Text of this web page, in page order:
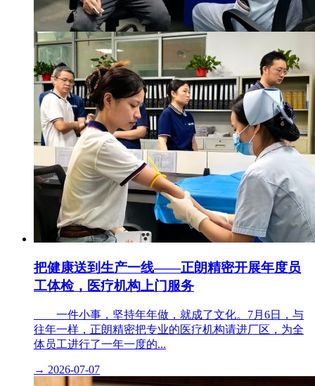
把健康送到生产一线——正朗精密开展年度员
工体检，医疗机构上门服务
​ 一件小事，坚持年年做，就成了文化。7月6日，与
往年一样，正朗精密把专业的医疗机构请进厂区，为全
体员工进行了一年一度的...
→ 2026-07-07